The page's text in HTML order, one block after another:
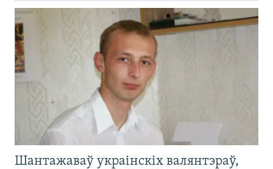
Шантажаваў украінскіх валянтэраў,